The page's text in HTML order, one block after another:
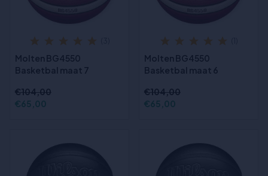
Molten BG4550
Basketbal maat 7
€104,00
€65,00
Molten BG4550
Basketbal maat 6
€104,00
€65,00